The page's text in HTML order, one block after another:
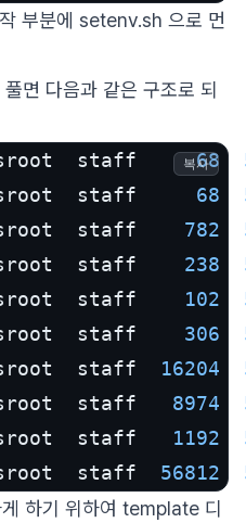
부분에 setenv.sh 으로 먼
면 다음과 같은 구조로 되
staff 68
staff 68
staff 782
staff 238
staff 102
staff 306
staff 16204
staff 8974
staff 1192
staff 56812
복사
하기 위하여 template 디